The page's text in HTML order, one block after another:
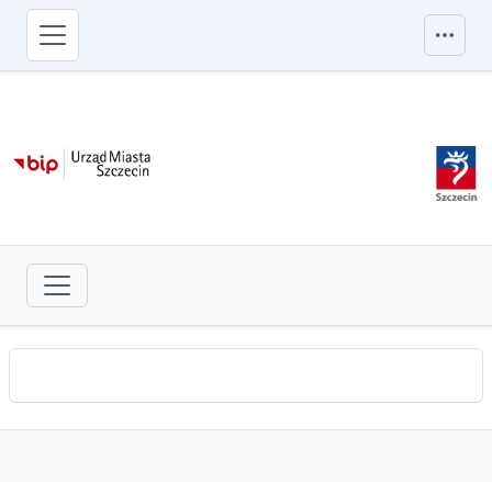
przejdź do głównego menu